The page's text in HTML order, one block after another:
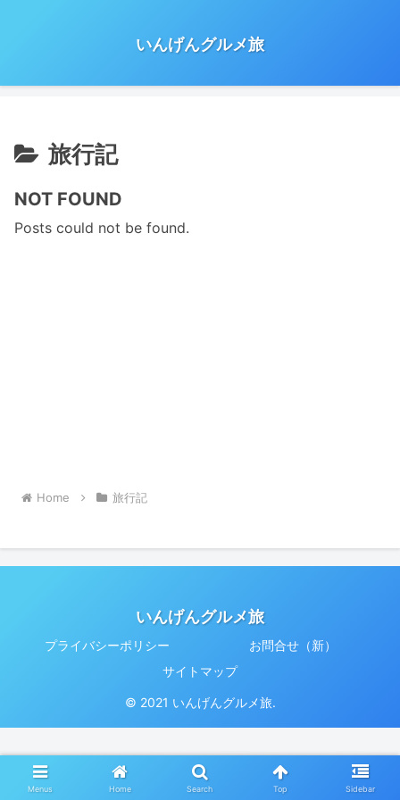
いんげんグルメ旅
旅行記
NOT FOUND
Posts could not be found.
Home 旅行記
いんげんグルメ旅
プライバシーポリシー
お問合せ（新）
サイトマップ
© 2021 いんげんグルメ旅.
Menus Home Search Top Sidebar